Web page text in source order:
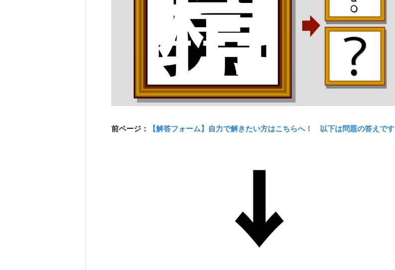
前ページ： 【解答フォーム】自力で解きたい方はこちらへ！ 以下は問題の答えです